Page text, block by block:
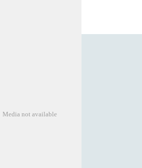
Media not available